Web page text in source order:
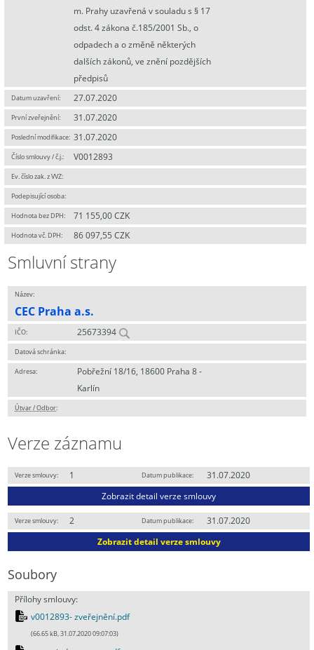
m. Prahy uzavřená v souladu s § 17
odst. 4 zákona č.185/2001 Sb., o
odpadech a o změně některých
dalších zákonů, ve znění pozdějších
předpisů
Datum uzavření: 27.07.2020
První zveřejnění: 31.07.2020
Poslední modifikace: 31.07.2020
Číslo smlouvy / č.j.: V0012893
Ev. číslo zak. z VVZ:
Podepisující osoba:
Hodnota bez DPH: 71 155,00 CZK
Hodnota vč. DPH: 86 097,55 CZK
Smluvní strany
Název:
CEC Praha a.s.
IČO: 25673394
Datová schránka:
Adresa:
Pobřežní 18/16, 18600 Praha 8 -
Karlín
Útvar / Odbor:
Verze záznamu
Verze smlouvy: 1 Datum publikace:
31.07.2020
Zobrazit detail verze smlouvy
Verze smlouvy: 2 Datum publikace:
31.07.2020
Zobrazit detail verze smlouvy
Soubory
Přílohy smlouvy:
v0012893- zveřejnění.pdf
(66.65 kB, 31.07.2020 09:07:03)